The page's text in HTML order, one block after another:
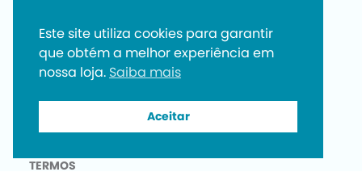
Visite nosso Olival
Prêmios
Na mídia
TERMOS
Este site utiliza cookies para garantir
que obtém a melhor experiência em
nossa loja. Saiba mais
Aceitar